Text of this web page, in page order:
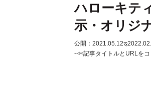
ハローキテ
示・オリジ
公開：2021.05.12
--✄記事タイトルとURLを